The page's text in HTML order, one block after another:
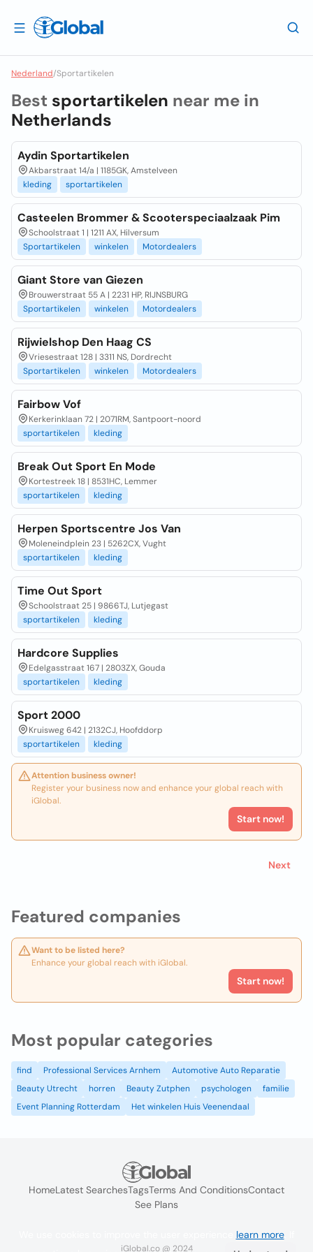
Nederland/Sportartikelen
Featured companies
Want to be listed here?
Enhance your global reach with iGlobal.
Start now!
Best sportartikelen near me in
Netherlands
Aydin Sportartikelen
Akbarstraat 14/a | 1185GK, Amstelveen
kleding
sportartikelen
Casteelen Brommer & Scooterspeciaalzaak Pim
Schoolstraat 1 | 1211 AX, Hilversum
Sportartikelen
winkelen Motordealers
Giant Store van Giezen
Brouwerstraat 55 A | 2231 HP, RIJNSBURG
Sportartikelen
winkelen Motordealers
Rijwielshop Den Haag CS
Vriesestraat 128 | 3311 NS, Dordrecht
Sportartikelen
winkelen Motordealers
Fairbow Vof
Kerkerinklaan 72 | 2071RM, Santpoort-noord
sportartikelen
kleding
Break Out Sport En Mode
Kortestreek 18 | 8531HC, Lemmer
sportartikelen
kleding
Herpen Sportscentre Jos Van
Moleneindplein 23 | 5262CX, Vught
sportartikelen
kleding
Time Out Sport
Schoolstraat 25 | 9866TJ, Lutjegast
sportartikelen
kleding
Hardcore Supplies
Edelgasstraat 167 | 2803ZX, Gouda
sportartikelen
kleding
Sport 2000
Kruisweg 642 | 2132CJ, Hoofddorp
sportartikelen
kleding
Attention business owner!
Register your business now and enhance your global reach with
iGlobal.
Start now!
Next
Most popular categories
find Professional Services Arnhem
Automotive Auto Reparatie
Beauty Utrecht
horren Beauty Zutphen psychologen
familie
Event Planning Rotterdam
Het winkelen Huis Veenendaal
HomeLatest SearchesTagsTerms And ConditionsContact
See Plans
iGlobal.co @ 2024
learn more. If